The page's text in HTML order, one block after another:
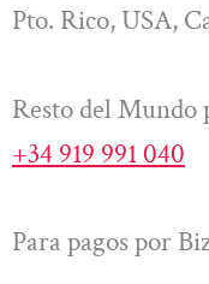
Pto. Rico, USA,
Resto del Mundo
+34 919 991 040
Para pagos por